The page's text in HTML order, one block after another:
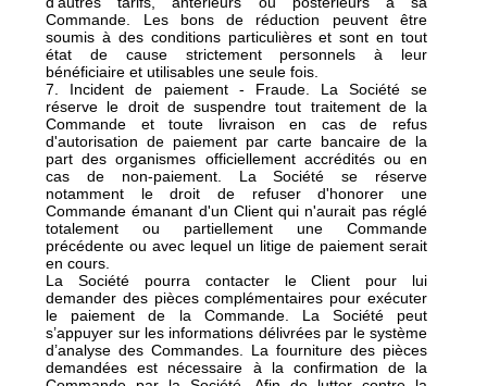
Commande. Les bons de réduction peuvent être
soumis à des conditions particulières et sont en tout
état de cause strictement personnels à leur
bénéficiaire et utilisables une seule fois.
7. Incident de paiement - Fraude. La Société se
réserve le droit de suspendre tout traitement de la
Commande et toute livraison en cas de refus
d'autorisation de paiement par carte bancaire de la
part des organismes officiellement accrédités ou en
cas de non-paiement. La Société se réserve
notamment le droit de refuser d'honorer une
Commande émanant d'un Client qui n'aurait pas réglé
totalement ou partiellement une Commande
précédente ou avec lequel un litige de paiement serait
en cours.
La Société pourra contacter le Client pour lui
demander des pièces complémentaires pour exécuter
le paiement de la Commande. La Société peut
s’appuyer sur les informations délivrées par le système
d’analyse des Commandes. La fourniture des pièces
demandées est nécessaire à la confirmation de la